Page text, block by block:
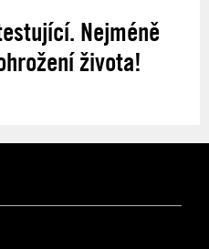
Nejméně
života!